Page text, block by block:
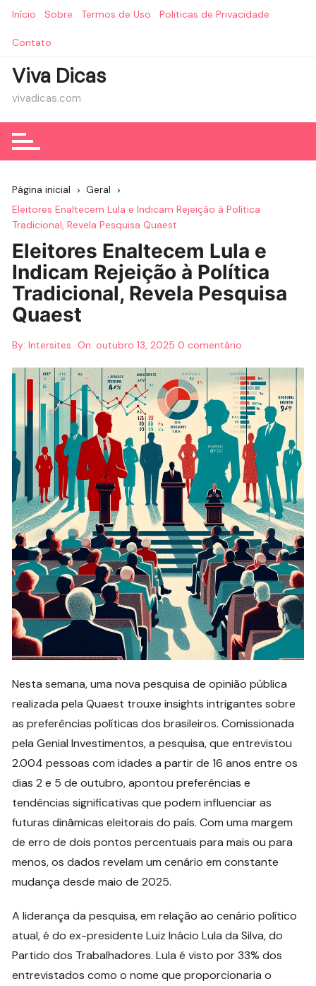
Início Sobre Termos de Uso Politicas de Privacidade
Contato
Viva Dicas
vivadicas.com
Página inicial
Geral
Eleitores Enaltecem Lula e Indicam Rejeição à Política
Tradicional, Revela Pesquisa Quaest
Eleitores Enaltecem Lula e
Indicam Rejeição à Política
Tradicional, Revela Pesquisa
Quaest
By: Intersites On:outubro 13, 2025 0 comentário
Nesta semana, uma nova pesquisa de opinião pública
realizada pela Quaest trouxe insights intrigantes sobre
as preferências políticas dos brasileiros. Comissionada
pela Genial Investimentos, a pesquisa, que entrevistou
2.004 pessoas com idades a partir de 16 anos entre os
dias 2 e 5 de outubro, apontou preferências e
tendências significativas que podem influenciar as
futuras dinâmicas eleitorais do país. Com uma margem
de erro de dois pontos percentuais para mais ou para
menos, os dados revelam um cenário em constante
mudança desde maio de 2025.
A liderança da pesquisa, em relação ao cenário político
atual, é do ex-presidente Luiz Inácio Lula da Silva, do
Partido dos Trabalhadores. Lula é visto por 33% dos
entrevistados como o nome que proporcionaria o